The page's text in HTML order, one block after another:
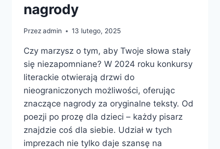
nagrody
Przezadmin 13 lutego, 2025
Czy marzysz o tym, aby Twoje słowa stały
się niezapomniane? W 2024 roku konkursy
literackie otwierają drzwi do
nieograniczonych możliwości, oferując
znaczące nagrody za oryginalne teksty. Od
poezji po prozę dla dzieci – każdy pisarz
znajdzie coś dla siebie. Udział w tych
imprezach nie tylko daje szansę na